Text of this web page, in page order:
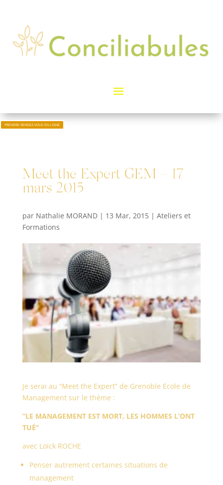
PRENDRE RENDEZ-VOUS EN LIGNE
Meet the Expert GEM – 17
mars 2015
par Nathalie MORAND| 13 Mar, 2015| Ateliers et
Formations
Je serai au “Meet the Expert” de Grenoble Ecole de
Management sur le thème :
“LE MANAGEMENT EST MORT, LES HOMMES L’ONT
TUÉ”
avec Loïck ROCHE
Penser autrement certaines situations de
management